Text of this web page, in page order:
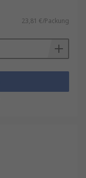
23,81 €/Packung